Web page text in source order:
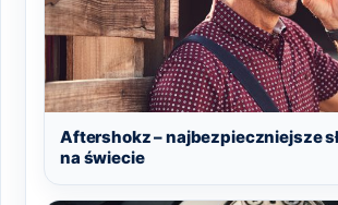
Aftershokz – najbezpieczniejsze
na świecie